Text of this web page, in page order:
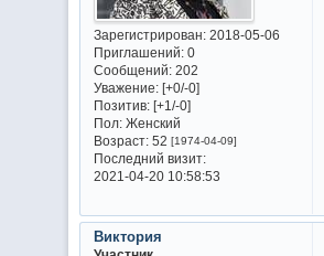
Зарегистрирован: 2018-05-06
Приглашений:0
Сообщений:202
Уважение: [+0/-0]
Позитив: [+1/-0]
Пол:Женский
Возраст:52 [1974-04-09]
Последний визит:
2021-04-20 10:58:53
Виктория